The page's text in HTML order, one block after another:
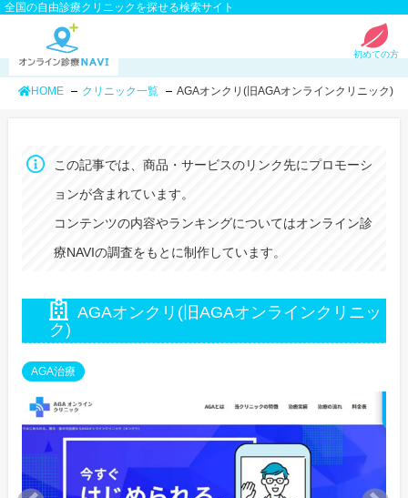
全国の自由診療クリニックを探せる検索サイト
初めての方
HOME クリニック一覧 AGAオンクリ(旧AGAオンラインクリニック)
この記事では、商品・サービスのリンク先にプロモーシ
ョンが含まれています。
コンテンツの内容やランキングについてはオンライン診
療NAVIの調査をもとに制作しています。
AGAオンクリ(旧AGAオンラインクリニッ
ク)
AGA治療